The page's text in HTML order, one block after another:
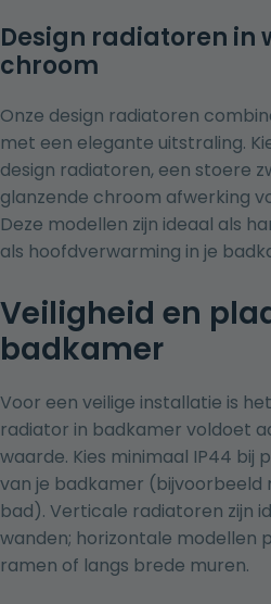
Design radiatoren in
chroom
Onze design radiatoren
met een elegante uitstraling.
design radiatoren, een stoere
glanzende chroom afwerking
Deze modellen zijn ideaal als
als hoofdverwarming in je
Veiligheid en
badkamer
Voor een veilige installatie is
radiator in badkamer voldoet
waarde. Kies minimaal IP44 bij
van je badkamer (bijvoorbeeld
bad). Verticale radiatoren zijn
wanden; horizontale modellen
ramen of langs brede muren.